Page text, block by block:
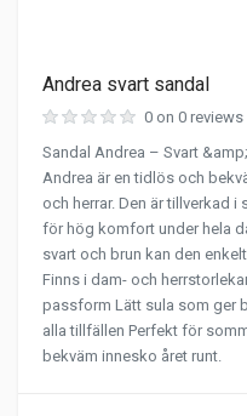
Andrea svart sandal
0 on 0 reviews
Sandal Andrea – Svart
Andrea är en tidlös och
och herrar. Den är tillverkad
för hög komfort under hela
svart och brun kan den
Finns i dam- och
passform Lätt sula som ger
alla tillfällen Perfekt för
bekväm innesko året runt.